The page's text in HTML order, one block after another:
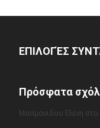
ΕΠΙΛΟΓΈΣ
Πρόσφατα
Μασμανιδου Ελενη στο